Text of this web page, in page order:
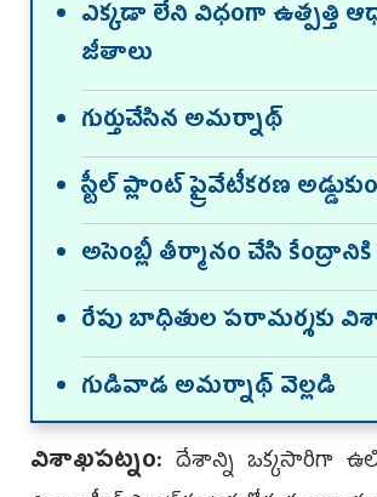
ఎక్కడా లేని విధంగా ఉత్పత్తి
జీతాలు
గుర్తుచేసిన అమర్నాథ్
స్టీల్ ప్లాంట్ ప్రైవేటీకరణ
అసెంబ్లీ తీర్మానం చేసి
రేపు బాధితుల పరామర్శకు
గుడివాడ అమర్నాథ్ వెల్లడి
విశాఖపట్నం:దేశాన్ని ఒక్కసారిగా